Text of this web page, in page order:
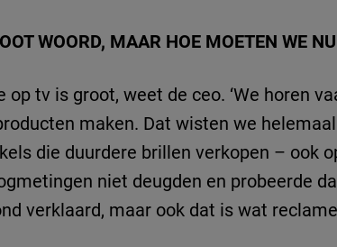
WOORD, MAAR HOE MOETEN WE
tv is groot, weet de ceo. ‘We horen
maken. Dat wisten we
die duurdere brillen verkopen – ook
niet deugden en probeerde
verklaard, maar ook dat is wat